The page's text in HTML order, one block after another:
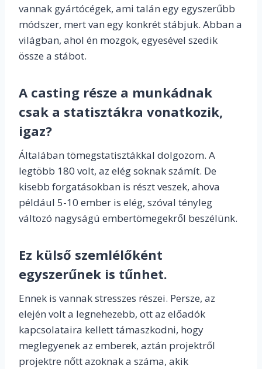
vannak gyártócégek, ami talán egy egyszerűbb
módszer, mert van egy konkrét stábjuk. Abban a
világban, ahol én mozgok, egyesével szedik
össze a stábot.
A casting része a munkádnak
csak a statisztákra vonatkozik,
igaz?
Általában tömegstatisztákkal dolgozom. A
legtöbb 180 volt, az elég soknak számít. De
kisebb forgatásokban is részt veszek, ahova
például 5-10 ember is elég, szóval tényleg
változó nagyságú embertömegekről beszélünk.
Ez külső szemlélőként
egyszerűnek is tűnhet.
Ennek is vannak stresszes részei. Persze, az
elején volt a legnehezebb, ott az előadók
kapcsolataira kellett támaszkodni, hogy
meglegyenek az emberek, aztán projektről
projektre nőtt azoknak a száma, akik